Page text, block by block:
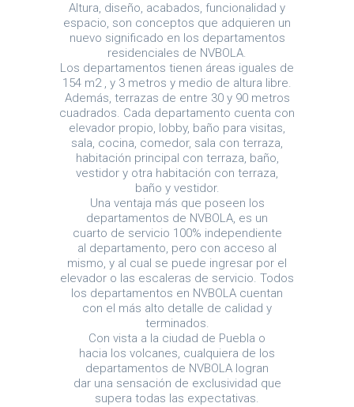
Altura, diseño, acabados, funcionalidad y
espacio, son conceptos que adquieren un
nuevo significado en los departamentos
residenciales de NVBOLA.
Los departamentos tienen áreas iguales de
154 m2 , y 3 metros y medio de altura libre.
Además, terrazas de entre 30 y 90 metros
cuadrados. Cada departamento cuenta con
elevador propio, lobby, baño para visitas,
sala, cocina, comedor, sala con terraza,
habitación principal con terraza, baño,
vestidor y otra habitación con terraza,
baño y vestidor.
Una ventaja más que poseen los
departamentos de NVBOLA, es un
cuarto de servicio 100% independiente
al departamento, pero con acceso al
mismo, y al cual se puede ingresar por el
elevador o las escaleras de servicio. Todos
los departamentos en NVBOLA cuentan
con el más alto detalle de calidad y
terminados.
Con vista a la ciudad de Puebla o
hacia los volcanes, cualquiera de los
departamentos de NVBOLA logran
dar una sensación de exclusividad que
supera todas las expectativas.